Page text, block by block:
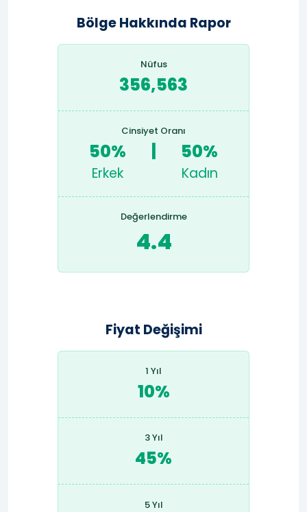
Bölge Hakkında Rapor
Nüfus
356,563
Cinsiyet Oranı
50%
Erkek
50%
Kadın
Değerlendirme
4.4
Fiyat Değişimi
1 Yıl
10%
3 Yıl
45%
5 Yıl